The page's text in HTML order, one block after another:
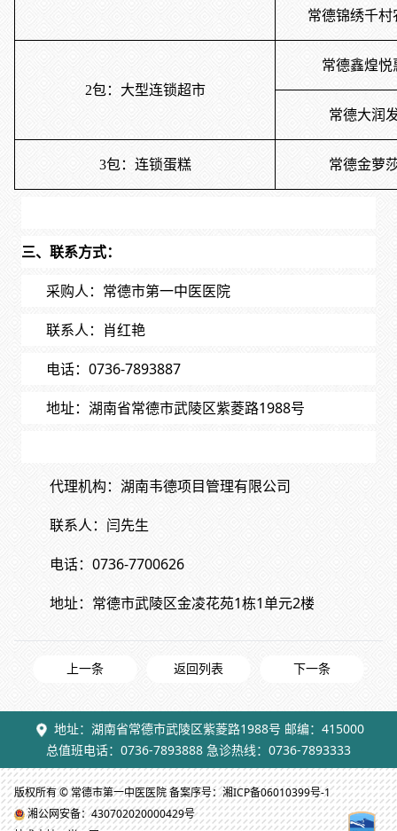
常德锦绣千
2包：大型连锁超市
常德鑫煌悦
常德大润
3包：连锁蛋糕 常德金萝
三、联系方式：
采购人： 常德市第一中医医院
联系人：肖红艳
电话： 0736-7893887
地址：湖南省常德市武陵区紫菱路1988号
代理机构： 湖南韦德项目管理有限公司
联系人：闫先生
电话：0736-7700626
地址： 常德市武陵区金凌花苑1栋1单元2楼
上一条 返回列表 下一条
地址：湖南省常德市武陵区紫菱路1988号 邮编：415000
总值班电话：0736-7893888 急诊热线：0736-7893333
版权所有 © 常德市第一中医医院 备案序号：湘ICP备06010399号-1
湘公网安备：430702020000429号